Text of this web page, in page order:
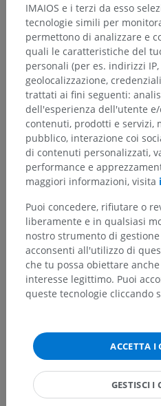
Neuroanatomia umana
Anatomia
Traduzioni
Non esitare a suggerire una
un miglioramento dei
Segnala
IMAIOS e i terzi da esso
tecnologie simili per
permettono di analizzare e
quali le caratteristiche del
personali (per es. indirizzi
geolocalizzazione,
trattati ai fini seguenti:
dell'esperienza dell'utente
contenuti, prodotti e servizi,
pubblico, interazione coi
di contenuti personalizzati,
performance e
maggiori informazioni, visita
Puoi concedere, rifiutare o
liberamente e in qualsiasi
nostro strumento di gestione
acconsenti all'utilizzo di
che tu possa obiettare
interesse legittimo. Puoi
queste tecnologie cliccando
ACCETTA I
GESTISCI I